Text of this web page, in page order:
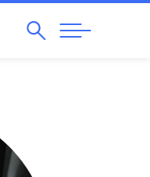
Pesquisar
Abrir
Navegação